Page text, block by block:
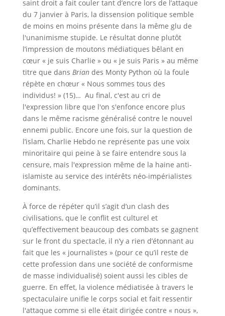
saint droit a fait couler tant d’encre lors de l’attaque
du 7 janvier à Paris, la dissension politique semble
de moins en moins présente dans la même glu de
l'unanimisme stupide. Le résultat donne plutôt
l’impression de moutons médiatiques bêlant en
cœur « je suis Charlie » ou « je suis Paris » au même
titre que dans Briandes Monty Python où la foule
répète en chœur « Nous sommes tous des
individus! » (15)… Au final, c'est au cri de
l'expression libre que l'on s'enfonce encore plus
dans le même racisme généralisé contre le nouvel
ennemi public. Encore une fois, sur la question de
l’islam, Charlie Hebdo ne représente pas une voix
minoritaire qui peine à se faire entendre sous la
censure, mais l'expression même de la haine anti-
islamiste au service des intérêts néo-impérialistes
dominants.
À force de répéter qu’il s’agit d’un clash des
civilisations, que le conflit est culturel et
qu’effectivement beaucoup des combats se gagnent
sur le front du spectacle, il n’y a rien d’étonnant au
fait que les « journalistes » (pour ce qu’il reste de
cette profession dans une société de conformisme
de masse individualisé) soient aussi les cibles de
guerre. En effet, la violence médiatisée à travers le
spectaculaire unifie le corps social et fait ressentir
l'attaque comme si elle était dirigée contre « nous »,